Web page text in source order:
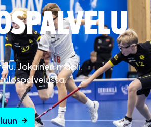
Jokainen maali.